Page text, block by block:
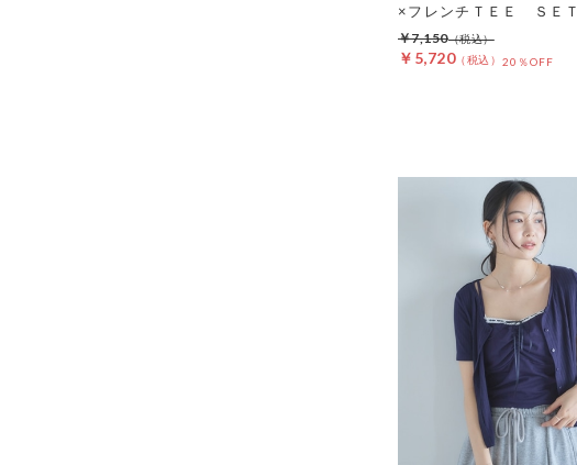
×フレンチＴＥＥ ＳＥＴ
￥5,720 20％OFF
￥7,150